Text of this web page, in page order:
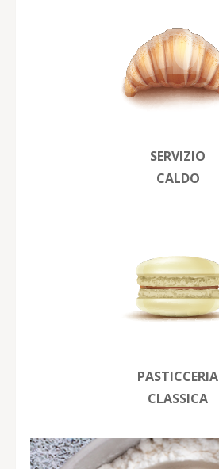
SERVIZIO
CALDO
PASTICCERIA
CLASSICA